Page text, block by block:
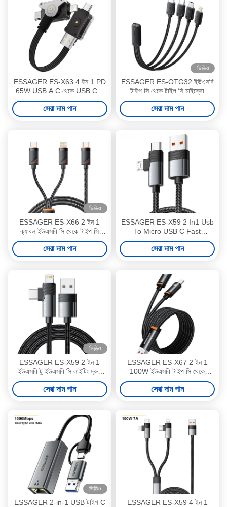
ESSAGER ES-X63 4 ইন 1 PD
65W USB A C থেকে USB C L
চার্জিং ডেটা ক্যাবল
সেরা দাম পান
ভিডিও
ESSAGER ES-OTG32 ইউএসবি
টাইপ সি থেকে টাইপ সি মাইক্রো
ইউএসবি লাইটনিং ৪ ইন ১ অ্যাডাপ্টার
চার্জিং ক্যাবল
সেরা দাম পান
ভিডিও
ESSAGER ES-X66 2 ইন 1
ক্যাবল ইউএসবি সি থেকে টাইপ সি
আলোর ডেটা চার্জিং ক্যাবল
সেরা দাম পান
ESSAGER ES-X59 2 In1 Usb
To Micro USB C Fast
Charging Cables 7A Pd
100W
সেরা দাম পান
ভিডিও
ESSAGER ES-X59 2 ইন 1
ইউএসবি টু ইউএসবি সি লাইটিং দ্রুত
চার্জিং ফোন ডেটা ক্যাবল
সেরা দাম পান
ESSAGER ES-X67 2 ইন 1
100W ইউএসবি টাইপ সি থেকে
ইউএসবি টাইপ সি আলোর ডেটা ক্যাবল
সেরা দাম পান
ভিডিও
ESSAGER 2-in-1 USB টাইপ C
ESSAGER ES-X59 4 ইন 1